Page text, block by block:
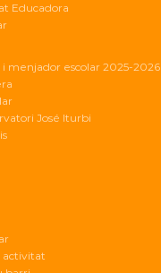
Educadora
i menjador escolar 2025-2026
José Iturbi
activitat